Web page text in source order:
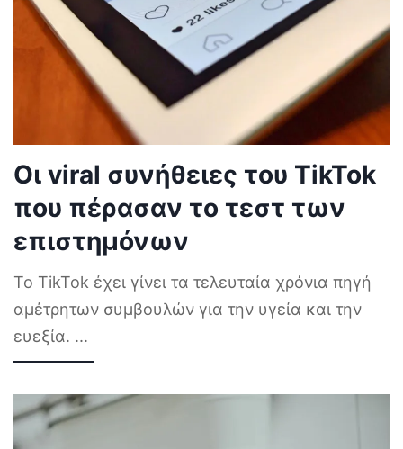
Οι viral συνήθειες του TikTok
που πέρασαν το τεστ των
επιστημόνων
Το TikTok έχει γίνει τα τελευταία χρόνια πηγή
αμέτρητων συμβουλών για την υγεία και την
ευεξία. ...